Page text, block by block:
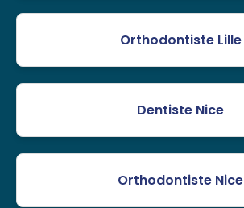
Orthodontiste Lille
Dentiste Nice
Orthodontiste Nice